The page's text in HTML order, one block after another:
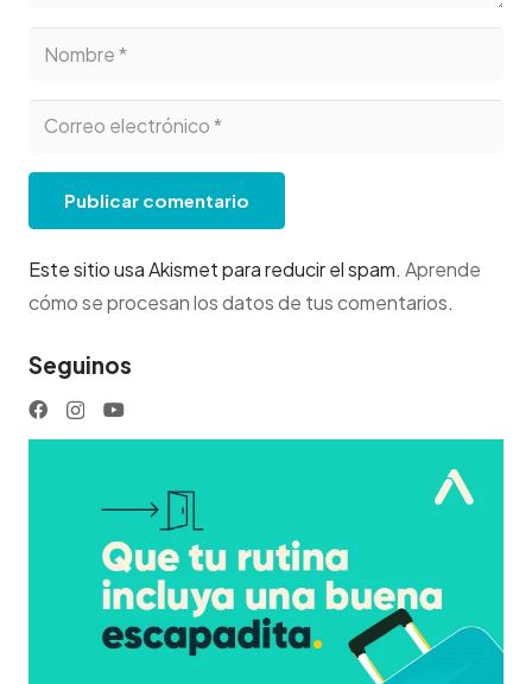
Publicar comentario
Este sitio usa Akismet para reducir el spam. Aprende
cómo se procesan los datos de tus comentarios.
Seguinos